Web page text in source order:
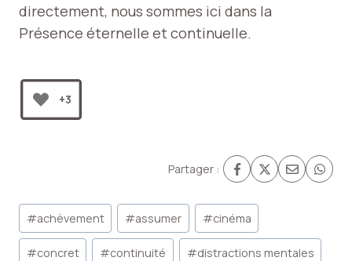
directement, nous sommes ici dans la
Présence éternelle et continuelle.
+3
Partager :
Étiquettes
de
la
#achèvement #assumer #cinéma
#concret #continuité #distractions mentales